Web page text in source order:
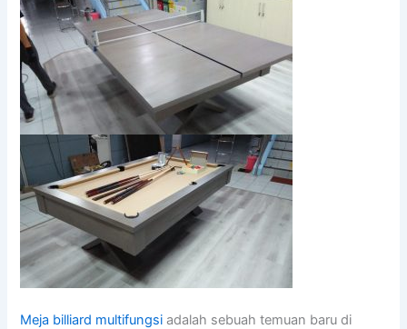
Meja billiard multifungsi adalah sebuah temuan baru di